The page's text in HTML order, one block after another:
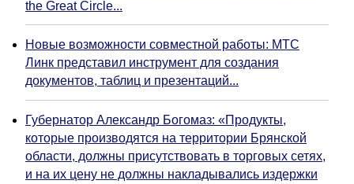
the Great Circle...
Новые возможности совместной работы: МТС
Линк представил инструмент для создания
документов, таблиц и презентаций...
Губернатор Александр Богомаз: «Продукты,
которые производятся на территории Брянской
области, должны присутствовать в торговых сетях,
и на их цену не должны накладывались издержки